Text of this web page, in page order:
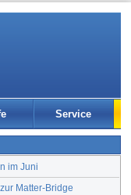
Service
im Juni
Matter-Bridge